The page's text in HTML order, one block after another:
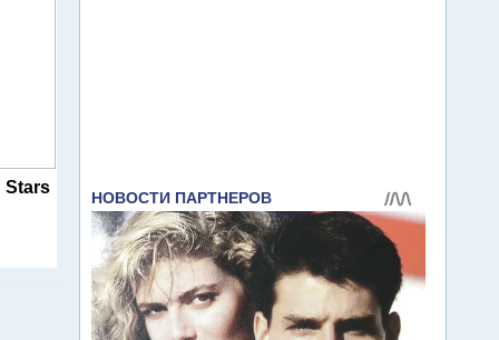
Stars